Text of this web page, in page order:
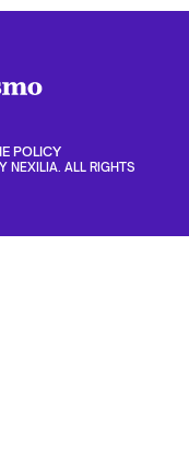
POLICY
NEXILIA. ALL RIGHTS